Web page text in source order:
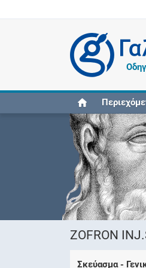
ZOFRON
Σκεύασμα -